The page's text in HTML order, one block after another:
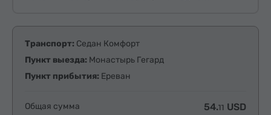
Транспорт: Седан Комфорт
Пункт выезда: Монастырь Гегард
Пункт прибытия: Ереван
Общая сумма 54.11 USD